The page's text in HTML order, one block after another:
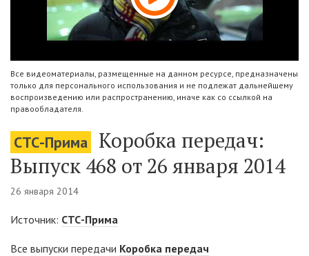
Все видеоматериалы, размещенные на данном ресурсе, предназначены
только для персонального использования и не подлежат дальнейшему
воспроизведению или распространению, иначе как со ссылкой на
правообладателя.
СТС-Прима
Коробка передач:
Выпуск 468 от 26 января 2014
26 января 2014
Источник: СТС-Прима
Все выпуски передачи Коробка передач